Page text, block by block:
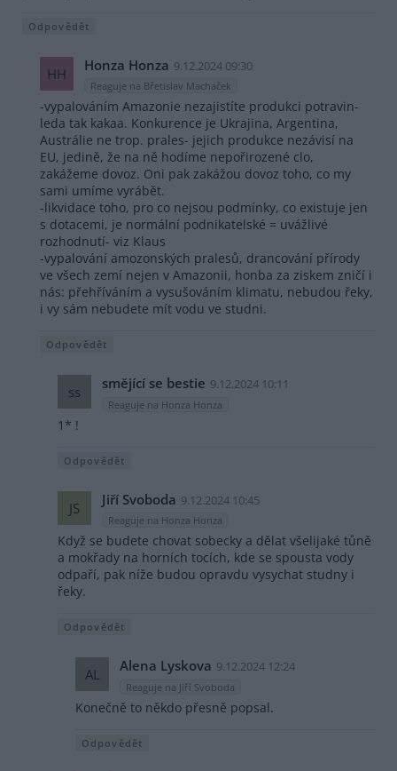
Odpovědět
HH Honza Honza 9.12.2024 09:30
Reaguje na Břetislav Machaček
-vypalováním Amazonie nezajistíte produkci potravin-
leda tak kakaa. Konkurence je Ukrajina, Argentina,
Austrálie ne trop. prales- jejich produkce nezávisí na
EU, jedině, že na ně hodíme nepořirozené clo,
zakážeme dovoz. Oni pak zakážou dovoz toho, co my
sami umíme vyrábět.
-likvidace toho, pro co nejsou podmínky, co existuje jen
s dotacemi, je normální podnikatelské = uvážlivé
rozhodnutí- viz Klaus
-vypalování amozonských pralesů, drancování přírody
ve všech zemí nejen v Amazonii, honba za ziskem zničí i
nás: přehříváním a vysušováním klimatu, nebudou řeky,
i vy sám nebudete mít vodu ve studni.
Odpovědět
ss smějící se bestie 9.12.2024 10:11
Reaguje na Honza Honza
1* !
Odpovědět
JS Jiří Svoboda 9.12.2024 10:45
Reaguje na Honza Honza
Když se budete chovat sobecky a dělat všelijaké tůně
a mokřady na horních tocích, kde se spousta vody
odpaří, pak níže budou opravdu vysychat studny i
řeky.
Odpovědět
AL Alena Lyskova 9.12.2024 12:24
Reaguje na Jiří Svoboda
Konečně to někdo přesně popsal.
Odpovědět